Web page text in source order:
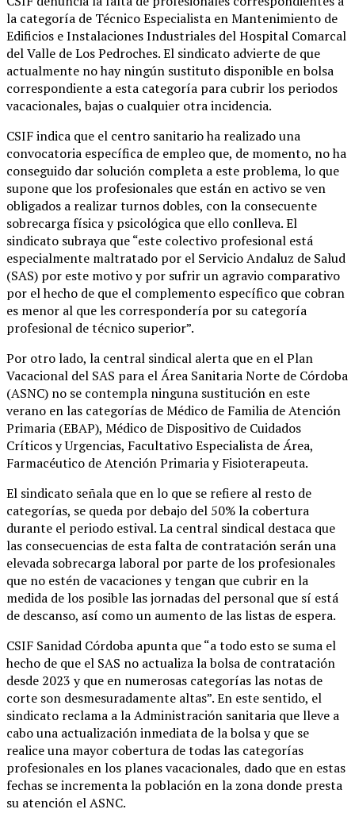
la categoría de Técnico Especialista en Mantenimiento de
Edificios e Instalaciones Industriales del Hospital Comarcal
del Valle de Los Pedroches. El sindicato advierte de que
actualmente no hay ningún sustituto disponible en bolsa
correspondiente a esta categoría para cubrir los periodos
vacacionales, bajas o cualquier otra incidencia.
CSIF indica que el centro sanitario ha realizado una
convocatoria específica de empleo que, de momento, no ha
conseguido dar solución completa a este problema, lo que
supone que los profesionales que están en activo se ven
obligados a realizar turnos dobles, con la consecuente
sobrecarga física y psicológica que ello conlleva. El
sindicato subraya que “este colectivo profesional está
especialmente maltratado por el Servicio Andaluz de Salud
(SAS) por este motivo y por sufrir un agravio comparativo
por el hecho de que el complemento específico que cobran
es menor al que les correspondería por su categoría
profesional de técnico superior”.
Por otro lado, la central sindical alerta que en el Plan
Vacacional del SAS para el Área Sanitaria Norte de Córdoba
(ASNC) no se contempla ninguna sustitución en este
verano en las categorías de Médico de Familia de Atención
Primaria (EBAP), Médico de Dispositivo de Cuidados
Críticos y Urgencias, Facultativo Especialista de Área,
Farmacéutico de Atención Primaria y Fisioterapeuta.
El sindicato señala que en lo que se refiere al resto de
categorías, se queda por debajo del 50% la cobertura
durante el periodo estival. La central sindical destaca que
las consecuencias de esta falta de contratación serán una
elevada sobrecarga laboral por parte de los profesionales
que no estén de vacaciones y tengan que cubrir en la
medida de los posible las jornadas del personal que sí está
de descanso, así como un aumento de las listas de espera.
CSIF Sanidad Córdoba apunta que “a todo esto se suma el
hecho de que el SAS no actualiza la bolsa de contratación
desde 2023 y que en numerosas categorías las notas de
corte son desmesuradamente altas”. En este sentido, el
sindicato reclama a la Administración sanitaria que lleve a
cabo una actualización inmediata de la bolsa y que se
realice una mayor cobertura de todas las categorías
profesionales en los planes vacacionales, dado que en estas
fechas se incrementa la población en la zona donde presta
su atención el ASNC.